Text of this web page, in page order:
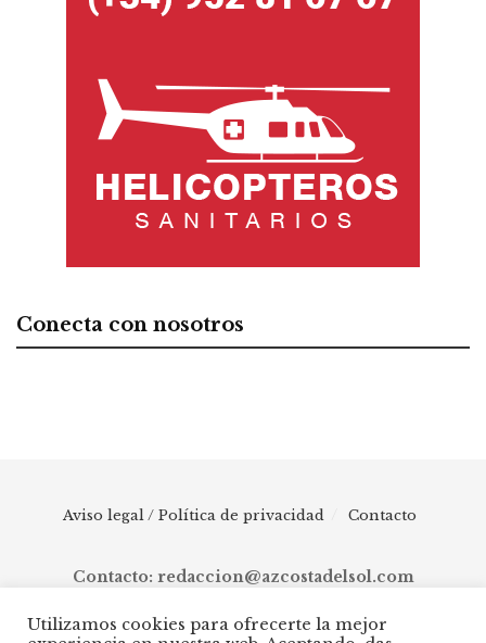
Conecta con nosotros
Aviso legal / Política de privacidad Contacto
Contacto: redaccion@azcostadelsol.com
Utilizamos cookies para ofrecerte la mejor